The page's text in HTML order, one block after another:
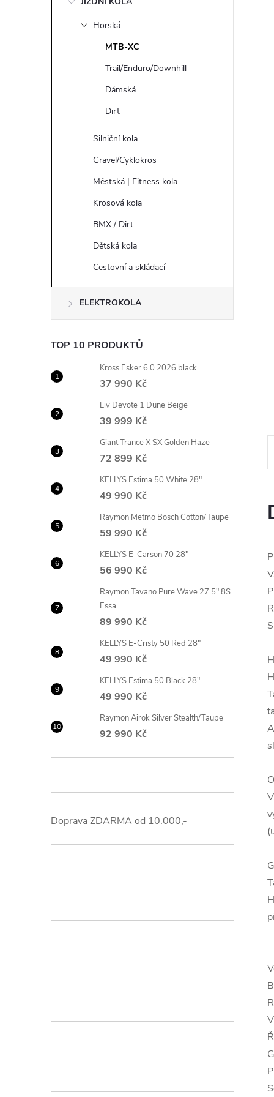
n
e
l
Horská
MTB-XC
Trail/Enduro/Downhill
Dámská
Dirt
Silniční kola
Gravel/Cyklokros
Městská | Fitness kola
Krosová kola
BMX / Dirt
Dětská kola
Cestovní a skládací
ELEKTROKOLA
TOP 10 PRODUKTŮ
Kross Esker 6.0 2026 black
37 990 Kč
Liv Devote 1 Dune Beige
39 999 Kč
Giant Trance X SX Golden Haze
72 899 Kč
KELLYS Estima 50 White 28"
49 990 Kč
Raymon Metmo Bosch Cotton/Taupe
59 990 Kč
KELLYS E-Carson 70 28"
56 990 Kč
Raymon Tavano Pure Wave 27.5" 8S
Essa
89 990 Kč
KELLYS E-Cristy 50 Red 28"
49 990 Kč
KELLYS Estima 50 Black 28"
49 990 Kč
Raymon Airok Silver Stealth/Taupe
92 990 Kč
Doprava ZDARMA od 10.000,-